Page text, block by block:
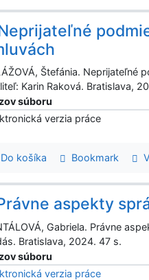
Štefánia. Neprijateľné
Karin Raková. Bratislava,
súboru
verzia práce
Do košíka Bookmark
aspekty
Gabriela. Právne
Bratislava, 2024. 47 s.
súboru
verzia práce